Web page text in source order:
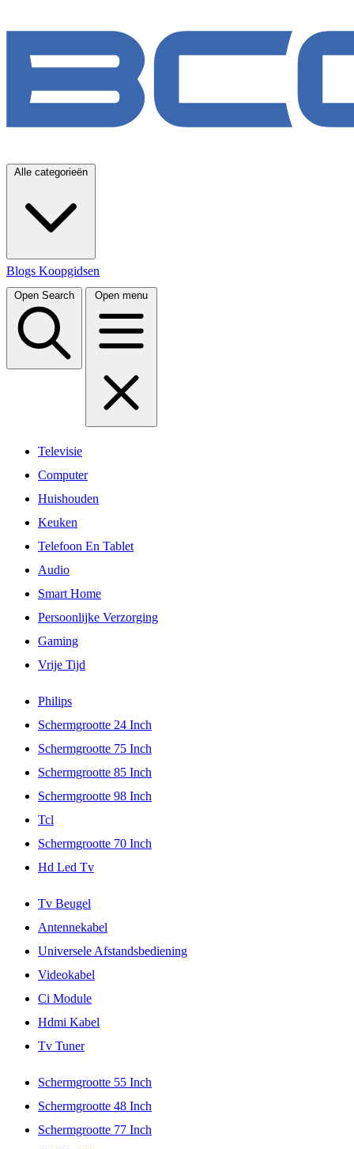
Alle categorieën
Blogs Koopgidsen
Open Search Open menu
Televisie
Computer
Huishouden
Keuken
Telefoon En Tablet
Audio
Smart Home
Persoonlijke Verzorging
Gaming
Vrije Tijd
Philips
Schermgrootte 24 Inch
Schermgrootte 75 Inch
Schermgrootte 85 Inch
Schermgrootte 98 Inch
Tcl
Schermgrootte 70 Inch
Hd Led Tv
Tv Beugel
Antennekabel
Universele Afstandsbediening
Videokabel
Ci Module
Hdmi Kabel
Tv Tuner
Schermgrootte 55 Inch
Schermgrootte 48 Inch
Schermgrootte 77 Inch